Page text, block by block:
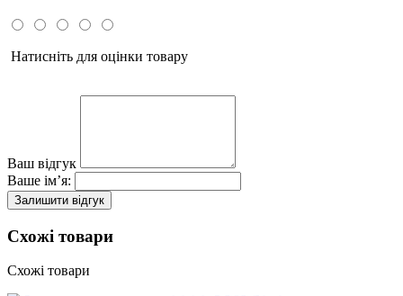
Натисніть для оцінки товару
Ваш відгук
Ваше ім’я:
Залишити відгук
Схожі товари
Схожі товари